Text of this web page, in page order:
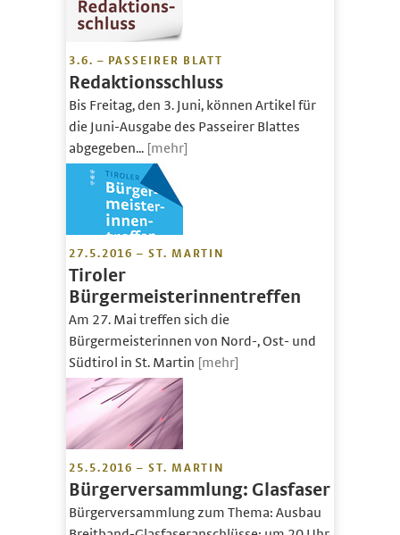
3.6. – PASSEIRER BLATT
Redaktionsschluss
Bis Freitag, den 3. Juni, können Artikel für
die Juni-Ausgabe des Passeirer Blattes
abgegeben... [mehr]
27.5.2016 – ST. MARTIN
Tiroler
Bürgermeisterinnentreffen
Am 27. Mai treffen sich die
Bürgermeisterinnen von Nord-, Ost- und
Südtirol in St. Martin [mehr]
25.5.2016 – ST. MARTIN
Bürgerversammlung: Glasfaser
Bürgerversammlung zum Thema: Ausbau